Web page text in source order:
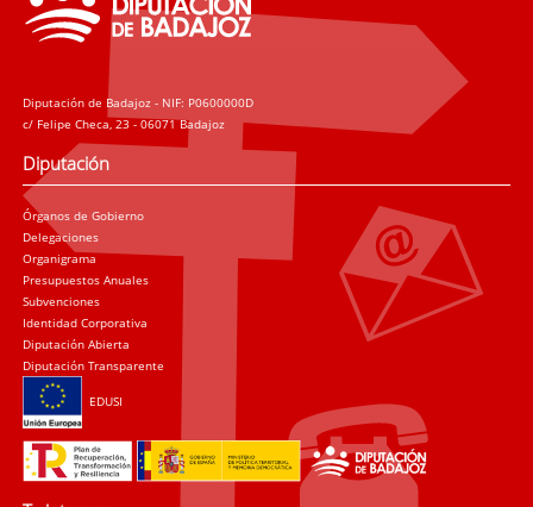
Diputación de Badajoz - NIF: P0600000D
c/ Felipe Checa, 23 - 06071 Badajoz
Diputación
Órganos de Gobierno
Delegaciones
Organigrama
Presupuestos Anuales
Subvenciones
Identidad Corporativa
Diputación Abierta
Diputación Transparente
EDUSI